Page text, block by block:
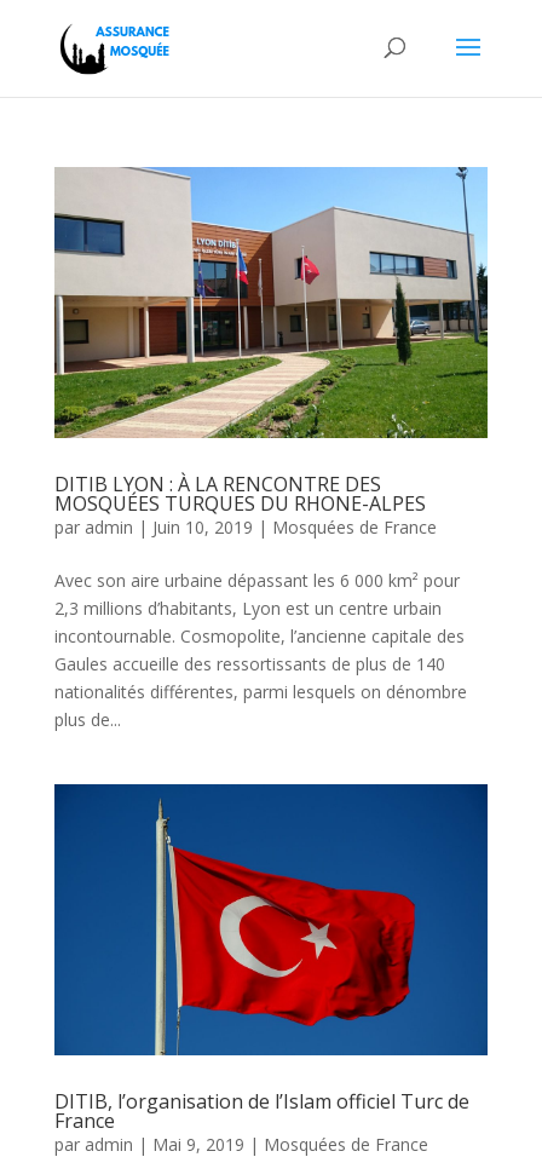
DITIB LYON : À LA RENCONTRE DES
MOSQUÉES TURQUES DU RHONE-ALPES
par admin | Juin 10, 2019 | Mosquées de France
Avec son aire urbaine dépassant les 6 000 km² pour
2,3 millions d’habitants, Lyon est un centre urbain
incontournable. Cosmopolite, l’ancienne capitale des
Gaules accueille des ressortissants de plus de 140
nationalités différentes, parmi lesquels on dénombre
plus de...
DITIB, l’organisation de l’Islam officiel Turc de
France
par admin | Mai 9, 2019 | Mosquées de France